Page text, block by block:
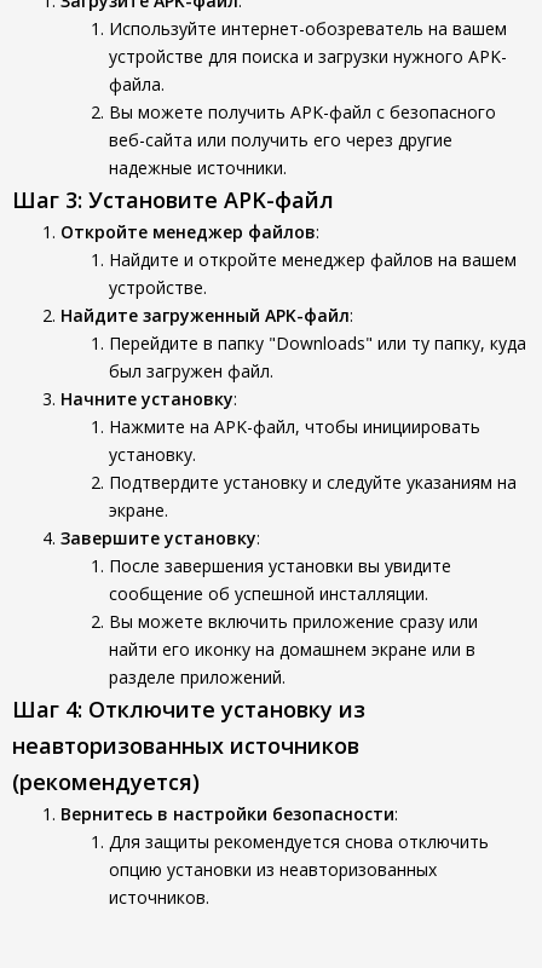
Используйте интернет-обозреватель на вашем
устройстве для поиска и загрузки нужного APK-
файла.
Вы можете получить APK-файл с безопасного
веб-сайта или получить его через другие
надежные источники.
Шаг 3: Установите APK-файл
Откройте менеджер файлов:
Найдите и откройте менеджер файлов на вашем
устройстве.
Найдите загруженный APK-файл:
Перейдите в папку "Downloads" или ту папку, куда
был загружен файл.
Начните установку:
Нажмите на APK-файл, чтобы инициировать
установку.
Подтвердите установку и следуйте указаниям на
экране.
Завершите установку:
После завершения установки вы увидите
сообщение об успешной инсталляции.
Вы можете включить приложение сразу или
найти его иконку на домашнем экране или в
разделе приложений.
Шаг 4: Отключите установку из
неавторизованных источников
(рекомендуется)
Вернитесь в настройки безопасности:
Для защиты рекомендуется снова отключить
опцию установки из неавторизованных
источников.